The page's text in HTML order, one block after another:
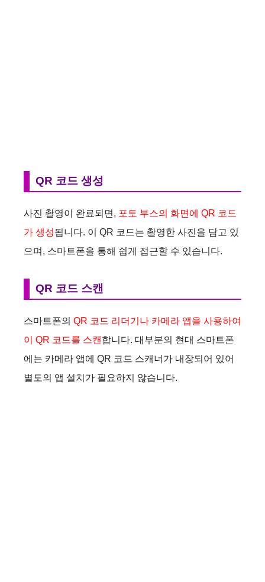
QR 코드 생성
사진 촬영이 완료되면, 포토 부스의 화면에 QR 코드
가 생성됩니다. 이 QR 코드는 촬영한 사진을 담고 있
으며, 스마트폰을 통해 쉽게 접근할 수 있습니다.
QR 코드 스캔
스마트폰의 QR 코드 리더기나 카메라 앱을 사용하여
이 QR 코드를 스캔 합니다. 대부분의 현대 스마트폰
에는 카메라 앱에 QR 코드 스캐너가 내장되어 있어
별도의 앱 설치가 필요하지 않습니다.